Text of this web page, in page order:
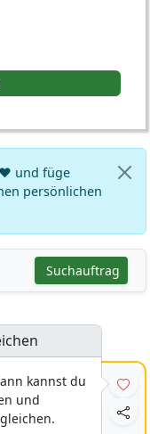
und füge
persönlichen
Suchauftrag
kannst du
und